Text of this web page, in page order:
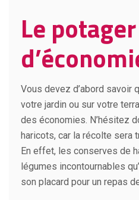
Le
Vous devez d’abord savoir
votre jardin ou sur votre
des économies. N’hésitez
haricots, car la récolte sera
En effet, les conserves de
légumes incontournables
son placard pour un repas